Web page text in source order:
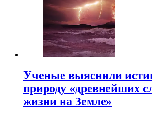
Ученые выяснили
природу «древнейших
жизни на Земле»